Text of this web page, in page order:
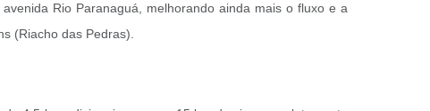
Rio Paranaguá, melhorando ainda mais o fluxo e a
(Riacho das Pedras).